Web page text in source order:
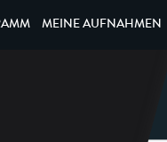
MEINE AUFNAHMEN